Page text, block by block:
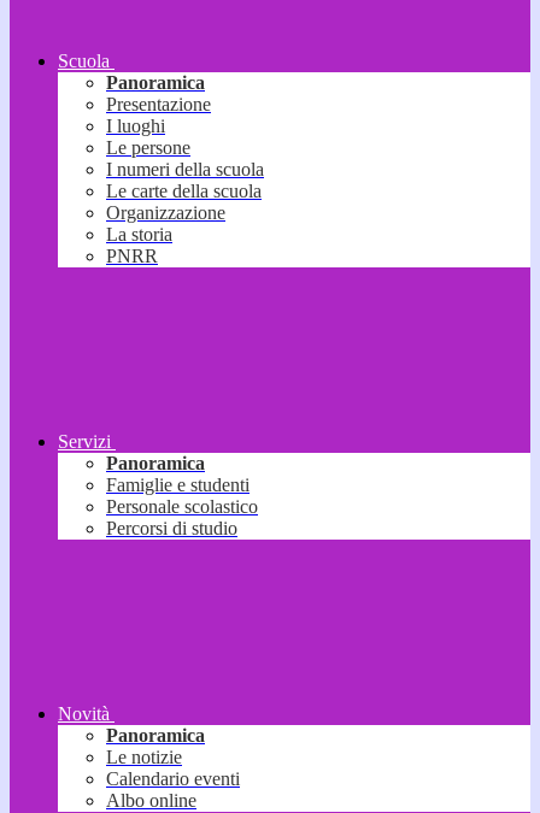
Scuola
Panoramica
Presentazione
I luoghi
Le persone
I numeri della scuola
Le carte della scuola
Organizzazione
La storia
PNRR
Servizi
Panoramica
Famiglie e studenti
Personale scolastico
Percorsi di studio
Novità
Panoramica
Le notizie
Calendario eventi
Albo online